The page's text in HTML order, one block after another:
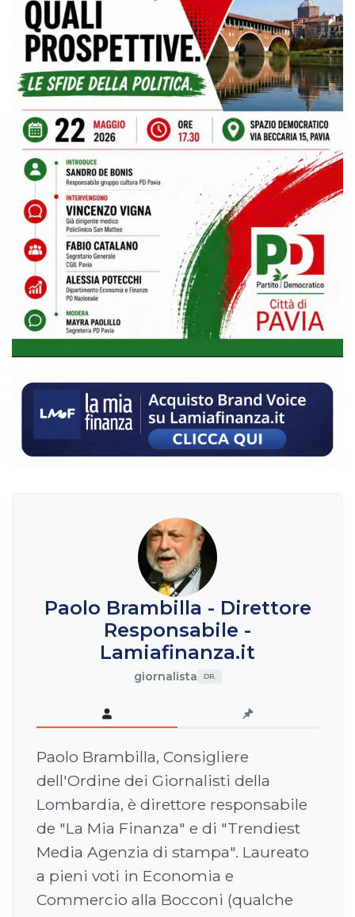
Paolo Brambilla - Direttore
Responsabile -
Lamiafinanza.it
giornalista DR.
Paolo Brambilla, Consigliere
dell'Ordine dei Giornalisti della
Lombardia, è direttore responsabile
de "La Mia Finanza" e di "Trendiest
Media Agenzia di stampa". Laureato
a pieni voti in Economia e
Commercio alla Bocconi (qualche